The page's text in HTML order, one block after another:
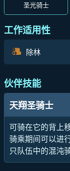
圣光骑士
工作适用性
除林
伙伴技能
天翔圣骑士
可骑在它的背上
骑乘期间可以进
只队伍中的混沌